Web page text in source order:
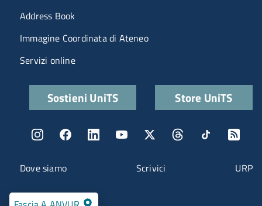
Menu contatti
Dove siamo Scrivici URP
Menu portale
Address Book
Immagine Coordinata di Ateneo
Servizi online
Quick linksSostieni UniTS Store UniTS
Menu social